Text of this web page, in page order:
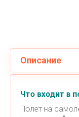
Описание
Что входит в
Полет на